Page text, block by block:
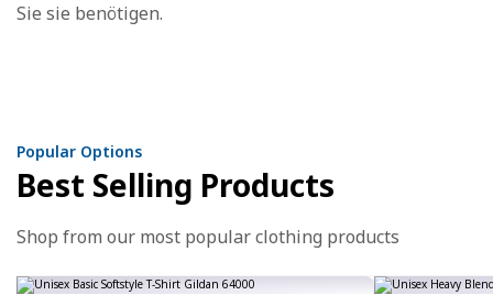
Sie sie benötigen.
Popular Options
Best Selling Products
Shop from our most popular clothing products